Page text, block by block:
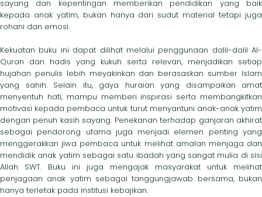
sayang dan kepentingan memberikan pendidikan yang baik
kepada anak yatim, bukan hanya dari sudut material tetapi juga
rohani dan emosi.
Kekuatan buku ini dapat dilihat melalui penggunaan dalil-dalil Al-
Quran dan hadis yang kukuh serta relevan, menjadikan setiap
hujahan penulis lebih meyakinkan dan berasaskan sumber Islam
yang sahih. Selain itu, gaya huraian yang disampaikan amat
menyentuh hati, mampu memberi inspirasi serta membangkitkan
motivasi kepada pembaca untuk turut menyantuni anak-anak yatim
dengan penuh kasih sayang. Penekanan terhadap ganjaran akhirat
sebagai pendorong utama juga menjadi elemen penting yang
menggerakkan jiwa pembaca untuk melihat amalan menjaga dan
mendidik anak yatim sebagai satu ibadah yang sangat mulia di sisi
Allah SWT. Buku ini juga mengajak masyarakat untuk melihat
penjagaan anak yatim sebagai tanggungjawab bersama, bukan
hanya terletak pada institusi kebajikan.